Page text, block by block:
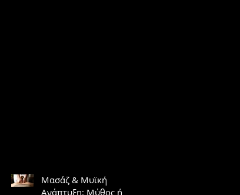
Μασάζ & Μυϊκή
Ανάπτυξη: Μύθος ή